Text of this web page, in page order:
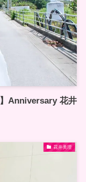
Anniversary 花井
花井美理